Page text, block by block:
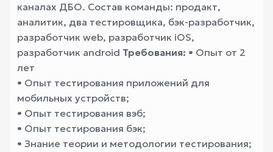
каналах ДБО. Состав команды: продакт,
аналитик, два тестировщика, бэк-разработчик,
разработчик web, разработчик iOS,
разработчик android Требования: • Опыт от 2
лет
• Опыт тестирования приложений для
мобильных устройств;
• Опыт тестирования вэб;
• Опыт тестирования бэк;
• Знание теории и методологии тестирования;